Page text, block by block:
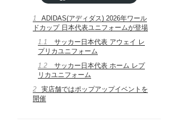
1
ADIDAS(アディダス) 2026年ワール
ドカップ 日本代表ユニフォームが登場
1.1
サッカー日本代表 アウェイ レ
プリカユニフォーム
1.2
サッカー日本代表 ホーム レプ
リカユニフォーム
2
実店舗ではポップアップイベントを
開催